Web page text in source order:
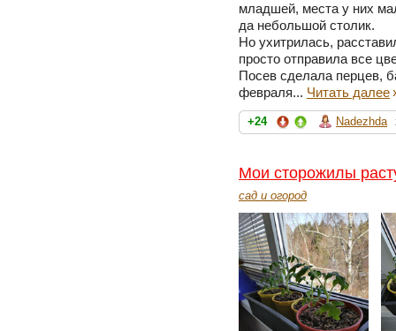
младшей, места у них
да небольшой столик.
Но ухитрилась,
просто отправила все
Посев сделала перцев,
февраля... Читать далее
+24 Nadezhda
Мои сторожилы
сад и огород